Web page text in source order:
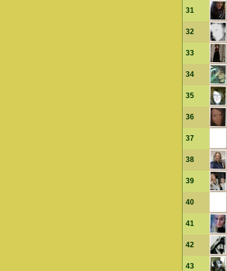
31
32
33
34
35
36
37
38
39
40
41
42
43